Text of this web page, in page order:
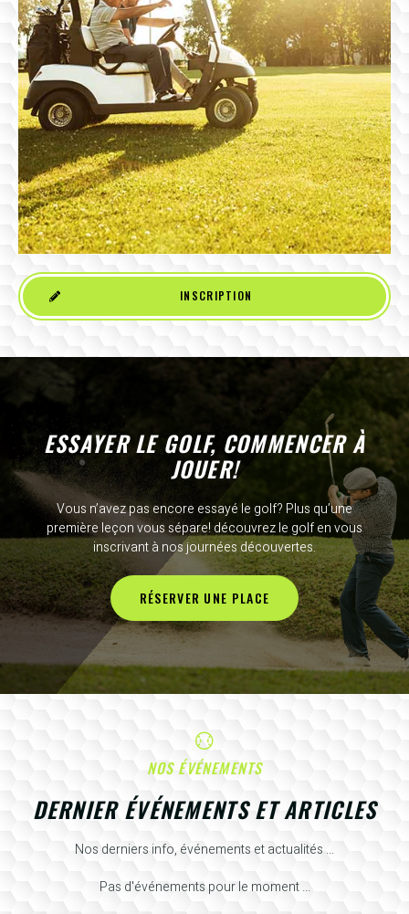
INSCRIPTION
ESSAYER LE GOLF, COMMENCER À
JOUER!
Vous n’avez pas encore essayé le golf? Plus qu’une
première leçon vous sépare! découvrez le golf en vous
inscrivant à nos journées découvertes.
RÉSERVER UNE PLACE
NOS ÉVÉNEMENTS
DERNIER ÉVÉNEMENTS ET ARTICLES
Nos derniers info, événements et actualités ...
Pas d'événements pour le moment ...